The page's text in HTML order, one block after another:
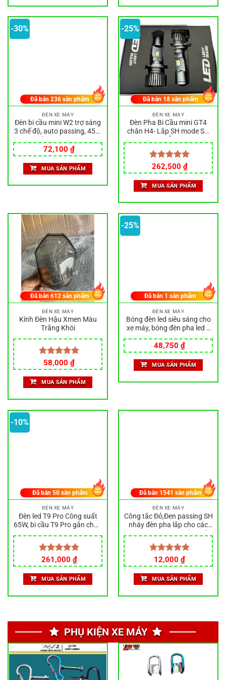
-30%
ĐÈN XE MÁY
Đèn bi cầu mini W2 trợ sáng
3 chế độ, auto passing, 45W
Giá
gốc
là:
103,000 ₫.
72,100 ₫Giá
hiện
tại
là:
72,100 ₫.
Đã bán236 sản phẩm
MUA SẢN PHẨM
-25%
ĐÈN XE MÁY
Đèn Pha Bi Cầu mini GT4
chân H4- Lắp SH mode SH
Được xếp
hạng5.00
5 sao
Giá
gốc
là:
350,000 ₫.
262,500 ₫Giá
hiện
tại
là:
262,500 ₫.
Đã bán 18sản phẩm
MUA SẢN PHẨM
ĐÈN XE MÁY
Kính Đèn Hậu Xmen Màu
Trắng Khói
Được xếp
hạng5.00
5 sao
58,000 ₫
Đã bán612 sản phẩm
MUA SẢN PHẨM
-25%
ĐÈN XE MÁY
Bóng đèn led siêu sáng cho
xe máy, bóng đèn pha led 2
sáng mạnh
Giá
gốc
là:
65,000 ₫.
48,750 ₫Giá
hiện
tại
là:
48,750 ₫.
Đã bán 1 sản phẩm
MUA SẢN PHẨM
-10%
ĐÈN XE MÁY
Đèn led T9 Pro Công suất
65W, bi cầu T9 Pro gắn chóa
mắt, siêu sáng
Được xếp
hạng5.00
5 sao
Giá
gốc
là:
290,000 ₫.
261,000 ₫Giá
hiện
tại
là:
261,000 ₫.
Đã bán 50sản phẩm
MUA SẢN PHẨM
ĐÈN XE MÁY
Công tắc Đỏ,Đen passing SH
nháy đèn pha lắp cho các
đèn như wave, rsx, ab,
vision, blade, lead
Được xếp
hạng5.00
5 sao
12,000 ₫
Đã bán 1541 sản phẩm
MUA SẢN PHẨM
PHỤ KIỆN XE MÁY